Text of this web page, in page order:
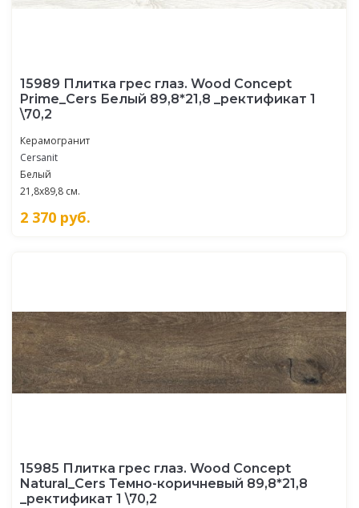
15989 Плитка грес глаз. Wood Concept
Prime_Cers Белый 89,8*21,8 _ректификат 1
\70,2
Керамогранит
Cersanit
Белый
21,8x89,8 см.
2 370 руб.
15985 Плитка грес глаз. Wood Concept
Natural_Cers Темно-коричневый 89,8*21,8
_ректификат 1 \70,2